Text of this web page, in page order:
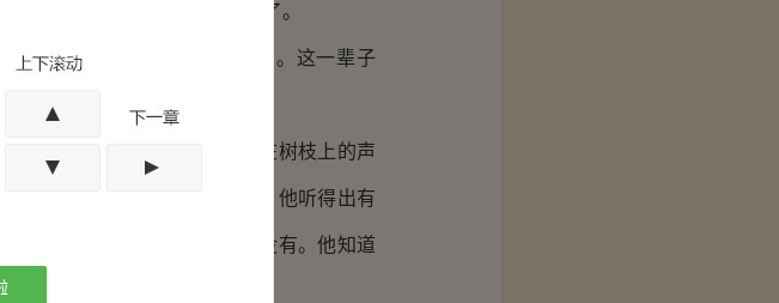
下那块尖石都已经变成圆的了。
有人打扰，自己就可以想爹。这一辈子
围墙里面传来朱灵儿剑碰在树枝上的声
的声音，能勾人魂魄的声音。他听得出有
看看，却最终没有。一次也没有。他知道
也没有。